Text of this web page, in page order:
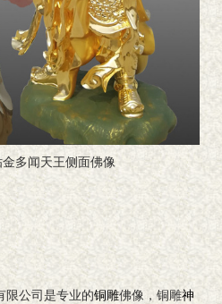
金多闻天王侧面佛像
限公司是专业的铜雕佛像，铜雕神